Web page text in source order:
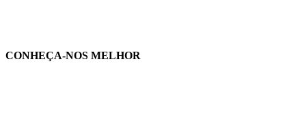
CONHEÇA-NOS MELHOR